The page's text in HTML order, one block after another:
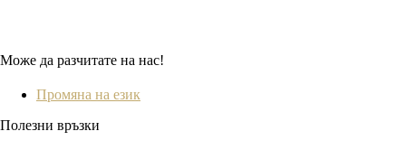
Може да разчитате на нас!
Промяна на език
Полезни връзки